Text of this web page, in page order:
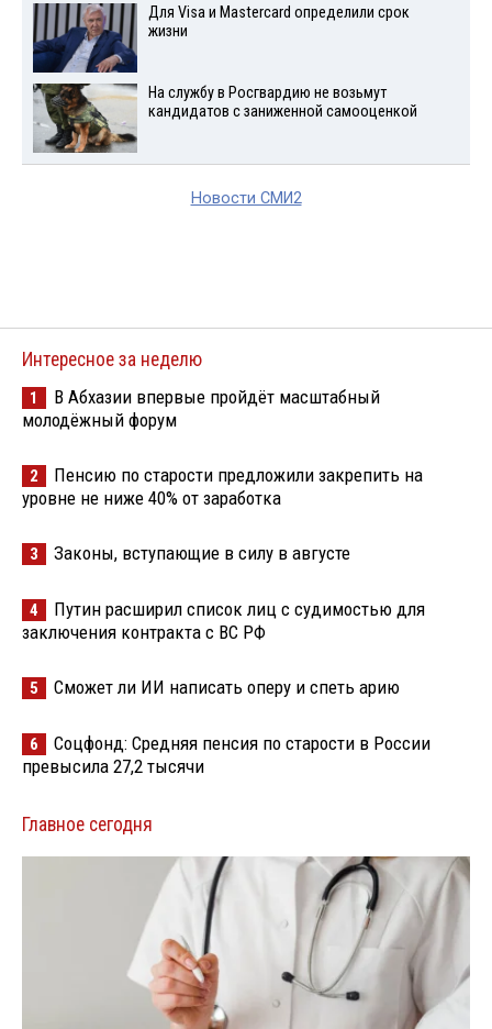
Для Visа и Mastercard определили срок
жизни
На службу в Росгвардию не возьмут
кандидатов с заниженной самооценкой
Новости СМИ2
Интересное за неделю
1
В Абхазии впервые пройдёт масштабный
молодёжный форум
2
Пенсию по старости предложили закрепить на
уровне не ниже 40% от заработка
3 Законы, вступающие в силу в августе
4
Путин расширил список лиц с судимостью для
заключения контракта с ВС РФ
5 Сможет ли ИИ написать оперу и спеть арию
6
Соцфонд: Средняя пенсия по старости в России
превысила 27,2 тысячи
Главное сегодня